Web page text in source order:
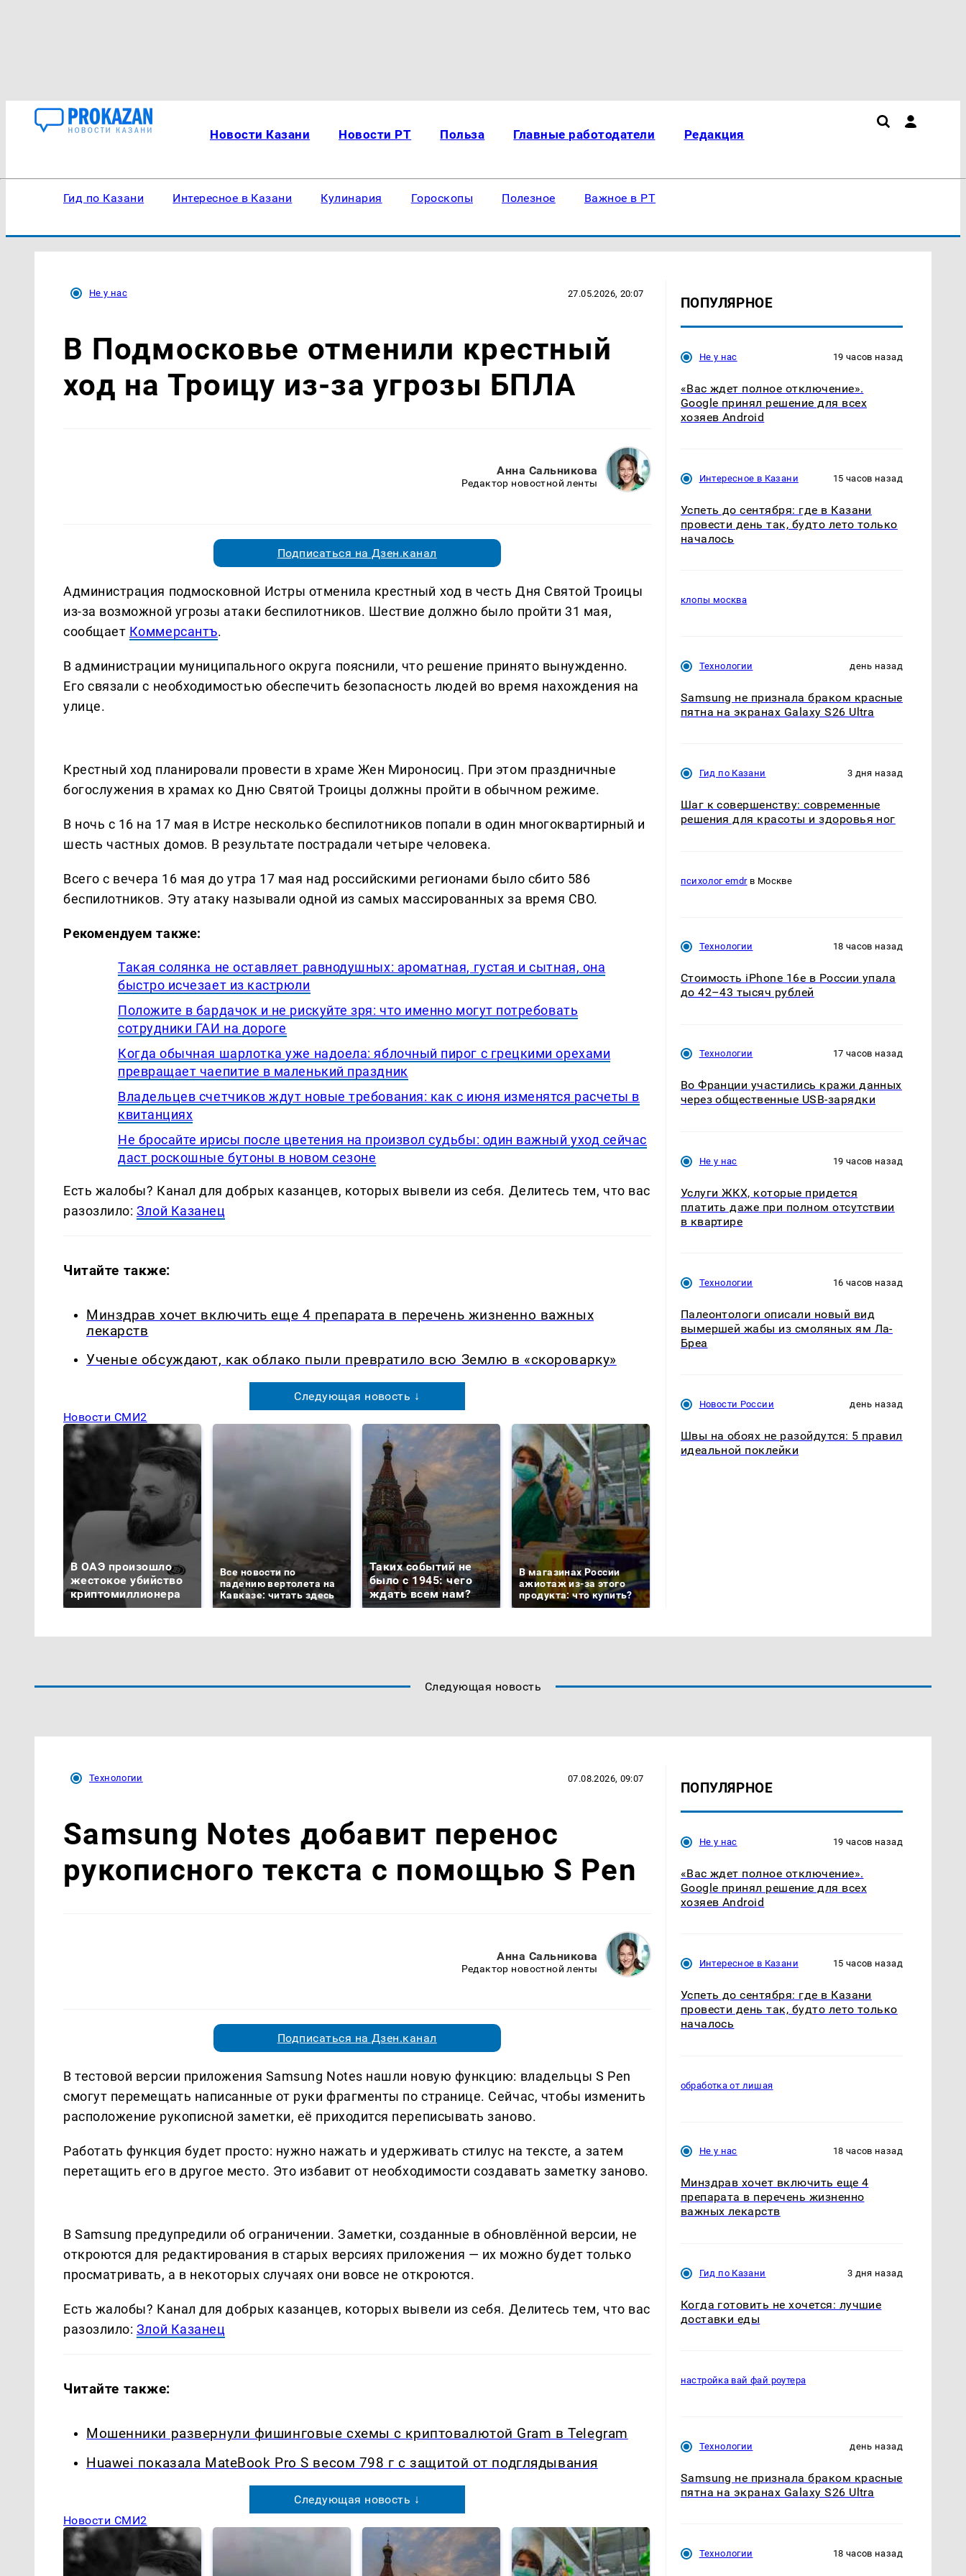
Новости Казани Новости РТ Польза Главные работодатели Редакция
Гид по Казани Интересное в Казани Кулинария Гороскопы Полезное Важное в РТ
Не у нас 27.05.2026, 20:07
В Подмосковье отменили крестный
ход на Троицу из-за угрозы БПЛА
Анна Сальникова
Редактор новостной ленты
Подписаться на Дзен.канал
Администрация подмосковной Истры отменила крестный ход в честь Дня Святой Троицы
из-за возможной угрозы атаки беспилотников. Шествие должно было пройти 31 мая,
сообщает Коммерсантъ.
В администрации муниципального округа пояснили, что решение принято вынужденно.
Его связали с необходимостью обеспечить безопасность людей во время нахождения на
улице.
Крестный ход планировали провести в храме Жен Мироносиц. При этом праздничные
богослужения в храмах ко Дню Святой Троицы должны пройти в обычном режиме.
В ночь с 16 на 17 мая в Истре несколько беспилотников попали в один многоквартирный и
шесть частных домов. В результате пострадали четыре человека.
Всего с вечера 16 мая до утра 17 мая над российскими регионами было сбито 586
беспилотников. Эту атаку называли одной из самых массированных за время СВО.
Рекомендуем также:
Такая солянка не оставляет равнодушных: ароматная, густая и сытная, она
быстро исчезает из кастрюли
Положите в бардачок и не рискуйте зря: что именно могут потребовать
сотрудники ГАИ на дороге
Когда обычная шарлотка уже надоела: яблочный пирог с грецкими орехами
превращает чаепитие в маленький праздник
Владельцев счетчиков ждут новые требования: как с июня изменятся расчеты в
квитанциях
Не бросайте ирисы после цветения на произвол судьбы: один важный уход сейчас
даст роскошные бутоны в новом сезоне
Есть жалобы? Канал для добрых казанцев, которых вывели из себя. Делитеcь тем, что вас
разозлило: Злой Казанец
Читайте также:
Минздрав хочет включить еще 4 препарата в перечень жизненно важных
лекарств
Ученые обсуждают, как облако пыли превратило всю Землю в «скороварку»
Следующая новость ↓
Новости СМИ2
В ОАЭ произошло
жестокое убийство
криптомиллионера
Все новости по
падению вертолета на
Кавказе: читать здесь
Таких событий не
было с 1945: чего
ждать всем нам?
В магазинах России
ажиотаж из-за этого
продукта: что купить?
ПОПУЛЯРНОЕ
Не у нас 19 часов назад
«Вас ждет полное отключение».
Google принял решение для всех
хозяев Android
Интересное в Казани 15 часов назад
Успеть до сентября: где в Казани
провести день так, будто лето только
началось
клопы москва
Технологии день назад
Samsung не признала браком красные
пятна на экранах Galaxy S26 Ultra
Гид по Казани 3 дня назад
Шаг к совершенству: современные
решения для красоты и здоровья ног
психолог emdrв Москве
Технологии 18 часов назад
Стоимость iPhone 16e в России упала
до 42–43 тысяч рублей
Технологии 17 часов назад
Во Франции участились кражи данных
через общественные USB-зарядки
Не у нас 19 часов назад
Услуги ЖКХ, которые придется
платить даже при полном отсутствии
в квартире
Технологии 16 часов назад
Палеонтологи описали новый вид
вымершей жабы из смоляных ям Ла-
Бреа
Новости России день назад
Швы на обоях не разойдутся: 5 правил
идеальной поклейки
Следующая новость
Технологии 07.08.2026, 09:07
Samsung Notes добавит перенос
рукописного текста с помощью S Pen
Анна Сальникова
Редактор новостной ленты
Подписаться на Дзен.канал
В тестовой версии приложения Samsung Notes нашли новую функцию: владельцы S Pen
смогут перемещать написанные от руки фрагменты по странице. Сейчас, чтобы изменить
расположение рукописной заметки, её приходится переписывать заново.
Работать функция будет просто: нужно нажать и удерживать стилус на тексте, а затем
перетащить его в другое место. Это избавит от необходимости создавать заметку заново.
В Samsung предупредили об ограничении. Заметки, созданные в обновлённой версии, не
откроются для редактирования в старых версиях приложения — их можно будет только
просматривать, а в некоторых случаях они вовсе не откроются.
Есть жалобы? Канал для добрых казанцев, которых вывели из себя. Делитеcь тем, что вас
разозлило: Злой Казанец
Читайте также:
Мошенники развернули фишинговые схемы с криптовалютой Gram в Telegram
Huawei показала MateBook Pro S весом 798 г с защитой от подглядывания
Следующая новость ↓
Новости СМИ2
ПОПУЛЯРНОЕ
Не у нас 19 часов назад
«Вас ждет полное отключение».
Google принял решение для всех
хозяев Android
Интересное в Казани 15 часов назад
Успеть до сентября: где в Казани
провести день так, будто лето только
началось
обработка от лишая
Не у нас 18 часов назад
Минздрав хочет включить еще 4
препарата в перечень жизненно
важных лекарств
Гид по Казани 3 дня назад
Когда готовить не хочется: лучшие
доставки еды
настройка вай фай роутера
Технологии день назад
Samsung не признала браком красные
пятна на экранах Galaxy S26 Ultra
Технологии 18 часов назад